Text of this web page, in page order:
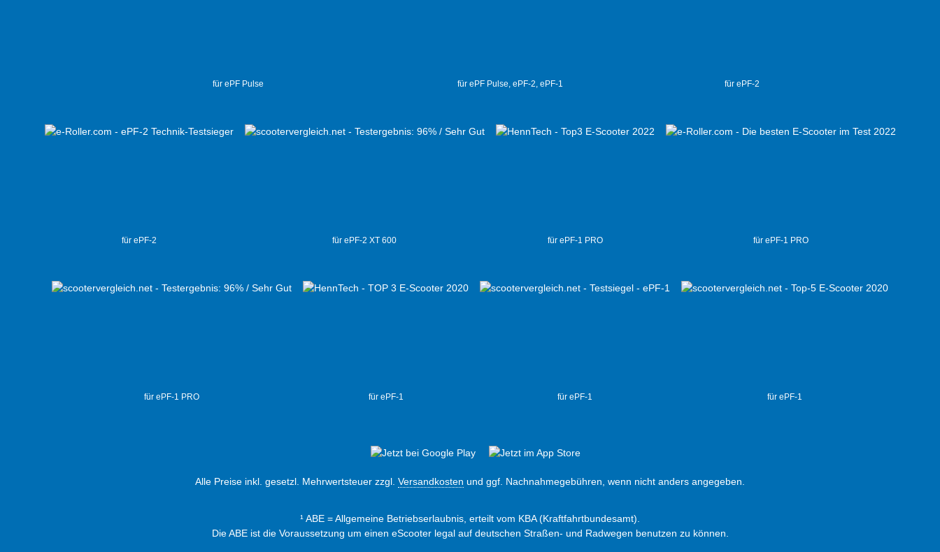
für ePF Pulse für ePF Pulse, ePF-2, ePF-1 für ePF-2
für ePF-2 für ePF-2 XT 600 für ePF-1 PRO für ePF-1 PRO
für ePF-1 PRO für ePF-1 für ePF-1 für ePF-1
Alle Preise inkl. gesetzl. Mehrwertsteuer zzgl. Versandkosten und ggf. Nachnahmegebühren, wenn nicht anders angegeben.
¹ ABE = Allgemeine Betriebserlaubnis, erteilt vom KBA (Kraftfahrtbundesamt).
Die ABE ist die Voraussetzung um einen eScooter legal auf deutschen Straßen- und Radwegen benutzen zu können.